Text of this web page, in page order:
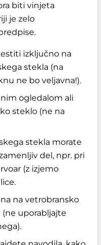
biti vinjeta
je zelo
izključno na
stekla (na
ne bo veljavna!).
ogledalom ali
steklo (ne na
stekla morate
del, npr. pri
(z izjemo
na vetrobransko
uporabljajte